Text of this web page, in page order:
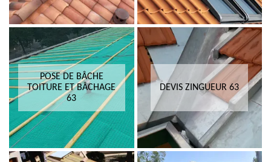
POSE DE BÂCHE
TOITURE ET BÂCHAGE
63
DEVIS ZINGUEUR 63